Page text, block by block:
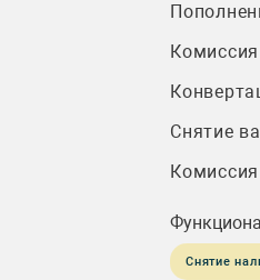
Снятие
Снятие